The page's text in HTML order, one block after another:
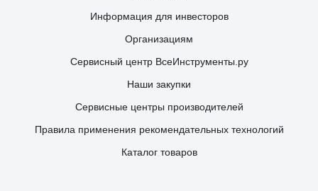
Информация для инвесторов
Организациям
Сервисный центр ВсеИнструменты.ру
Наши закупки
Сервисные центры производителей
Правила применения рекомендательных технологий
Каталог товаров